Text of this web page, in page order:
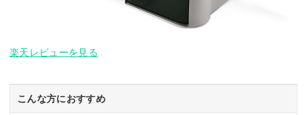
楽天レビューを見る
こんな方におすすめ